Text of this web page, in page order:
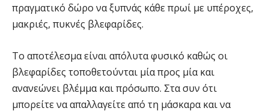
πραγματικό δώρο να ξυπνάς κάθε πρωί με υπέροχες,
μακριές, πυκνές βλεφαρίδες.
Το αποτέλεσμα είναι απόλυτα φυσικό καθώς οι
βλεφαρίδες τοποθετούνται μία προς μία και
ανανεώνει βλέμμα και πρόσωπο. Στα συν ότι
μπορείτε να απαλλαγείτε από τη μάσκαρα και να